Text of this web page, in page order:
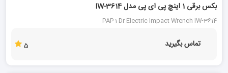
بکس برقی 1 اینچ پی ای پی مدل IW-3614
PAP 1 Dr Electric Impact Wrench IW-3614
تماس بگیرید 5